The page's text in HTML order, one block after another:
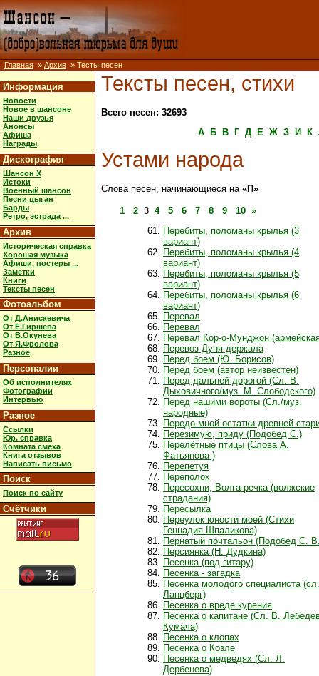
Главная » Архив » Тесты песен
Информация
Новости
Новое в шансоне
Наши друзья
Анонсы
Афиша
Награды
Дискография
Шансон X
Истоки
Военный шансон
Песни цыган
Барды
Ретро, эстрада ...
Архив
Историческая справка
Хорошая музыка
Афиши, постеры ...
Заметки
Книги
Тексты песен
Фотоальбом
От Д.Анискевича
От Е.Гиршева
От В.Окунева
От Я.Фролова
Разное
Персоналии
Об исполнителях
Фотографии
Интервью
Разное
Ссылки
Юр. справка
Комната смеха
Книга отзывов
Написать письмо
Поиск
Поиск по сайту
Счётчики
Тексты песен, стихи
Всего песен: 32693
А
Б В Г Д Е Ж З И К
Устами народа
Слова песен, начинающиеся на «П»
1 2 3 4 5 6 7 8 9 10 »
Перебиты, поломаны крылья (3
вариант)
Перебиты, поломаны крылья (4
вариант)
Перебиты, поломаны крылья (5
вариант)
Перебиты, поломаны крылья (6
вариант)
Перевал
Перевал
Перевал Кор-о-Мунджон
Перевоз Дуня держала
Перед боем (Ю. Борисов)
Перед боем (автор неизвестен)
Перед дальней дорогой (Сл. В.
Дыховичного/муз. М. Слободского)
Перед нашими вороты (Сл./муз.
народные)
Передо мной остатки древней
Перезимую, приду (Подобед С.)
Перелётные птицы (Слова А.
Фатьянова )
Перепетуя
Переполох
Пересохни, Волга-речка (волжские
страдания)
Пересылка
Переулок юности моей (Стихи
Геннадия Шпаликова)
Пернатый почтальон (Подобед С.
Персиянка (Н. Дудкина)
Песенка (под гитару)
Песенка - загадка
Песенка молодого специалиста
Ланцберг)
Песенка о вреде курения
Песенка о капитане (Сл. В.
Кумача)
Песенка о клопах
Песенка о Козле
Песенка о медведях (Сл. Л.
Дербенева)